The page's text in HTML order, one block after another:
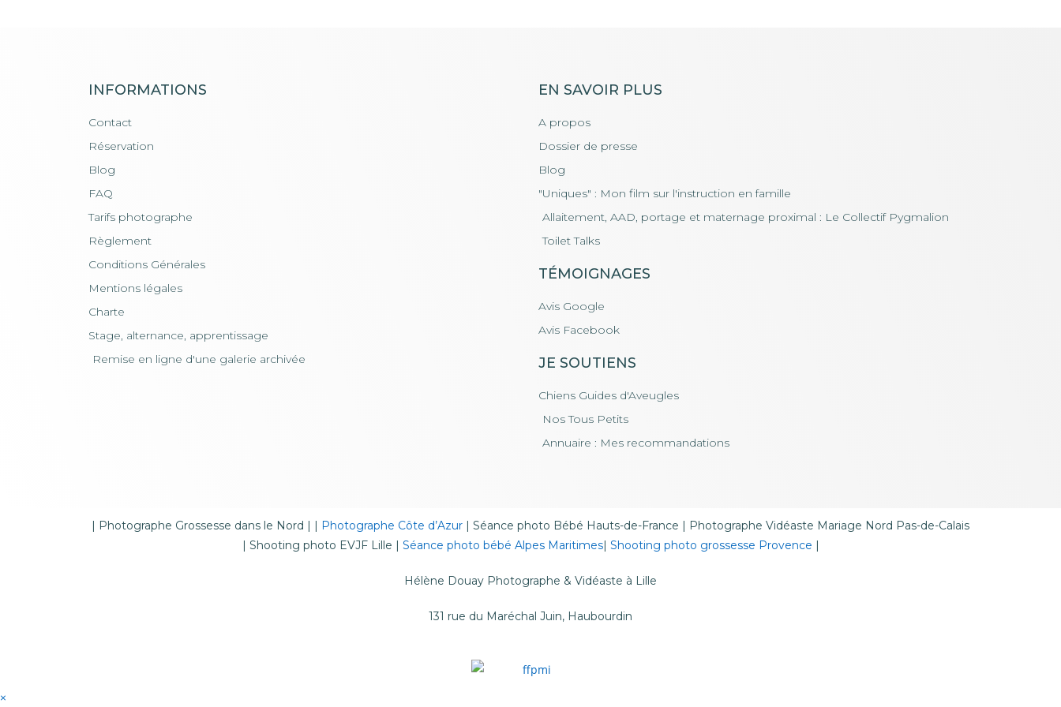
INFORMATIONS
Contact
Réservation
Blog
FAQ
Tarifs photographe
Règlement
Conditions Générales
Mentions légales
Charte
Stage, alternance, apprentissage
Remise en ligne d'une galerie archivée
EN SAVOIR PLUS
A propos
Dossier de presse
Blog
"Uniques" : Mon film sur l'instruction en famille
Allaitement, AAD, portage et maternage proximal : Le Collectif Pygmalion
Toilet Talks
TÉMOIGNAGES
Avis Google
Avis Facebook
JE SOUTIENS
Chiens Guides d'Aveugles
Nos Tous Petits
Annuaire : Mes recommandations
| Photographe Grossesse dans le Nord | | Photographe Côte d’Azur | Séance photo Bébé Hauts-de-France | Photographe Vidéaste Mariage Nord Pas-de-Calais
| Shooting photo EVJF Lille | Séance photo bébé Alpes Maritimes| Shooting photo grossesse Provence |
Hélène Douay Photographe & Vidéaste à Lille
131 rue du Maréchal Juin, Haubourdin
×